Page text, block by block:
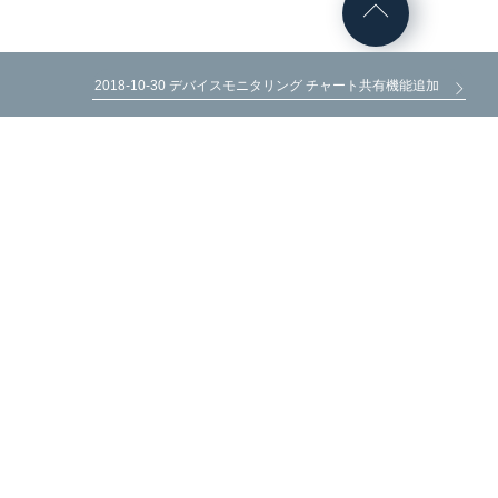
2018-10-30 デバイスモニタリング チャート共有機能追加